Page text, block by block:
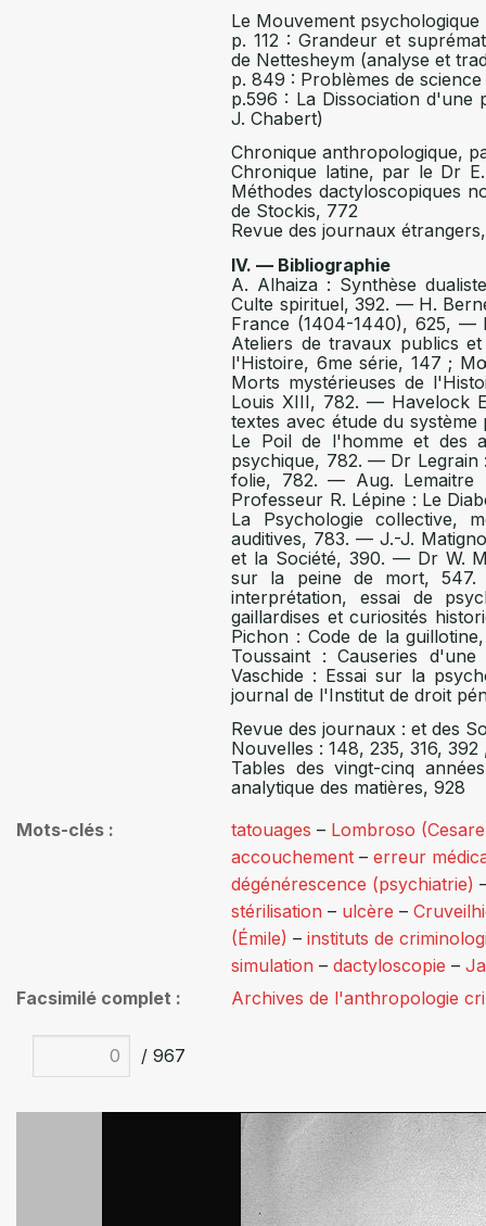
Le Mouvement psychologique
p. 112 : Grandeur et
de Nettesheym (analyse et
p. 849 : Problèmes de
p.596 : La Dissociation d'une
J. Chabert)
Chronique anthropologique,
Chronique latine, par le Dr
Méthodes dactyloscopiques
de Stockis, 772
Revue des journaux
IV. — Bibliographie
A. Alhaiza : Synthèse
Culte spirituel, 392. — H.
France (1404-1440), 625, —
Ateliers de travaux publics
l'Histoire, 6me série, 147 ;
Morts mystérieuses de
Louis XIII, 782. — Havelock
textes avec étude du
Le Poil de l'homme et des
psychique, 782. — Dr Legrain
folie, 782. — Aug. Lemaitre
Professeur R. Lépine : Le
La Psychologie collective,
auditives, 783. — J.-J.
et la Société, 390. — Dr W.
sur la peine de mort,
interprétation, essai de
gaillardises et curiosités
Pichon : Code de la
Toussaint : Causeries
Vaschide : Essai sur la
journal de l'Institut de droit
Revue des journaux : et des
Nouvelles : 148, 235, 316,
Tables des vingt-cinq
analytique des matières, 928
Mots-clés
tatouages – Lombroso
accouchement –erreur
dégénérescence (psychiatrie)
stérilisation – ulcère –
(Émile) –instituts de
simulation –dactyloscopie –
Facsimilé complet
Archives de l'anthropologie
/ 967